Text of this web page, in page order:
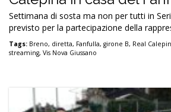
Settimana di sosta ma non per tutti in
previsto per la partecipazione della
Tags: Breno, diretta, Fanfulla, girone B, Real
streaming, Vis Nova Giussano